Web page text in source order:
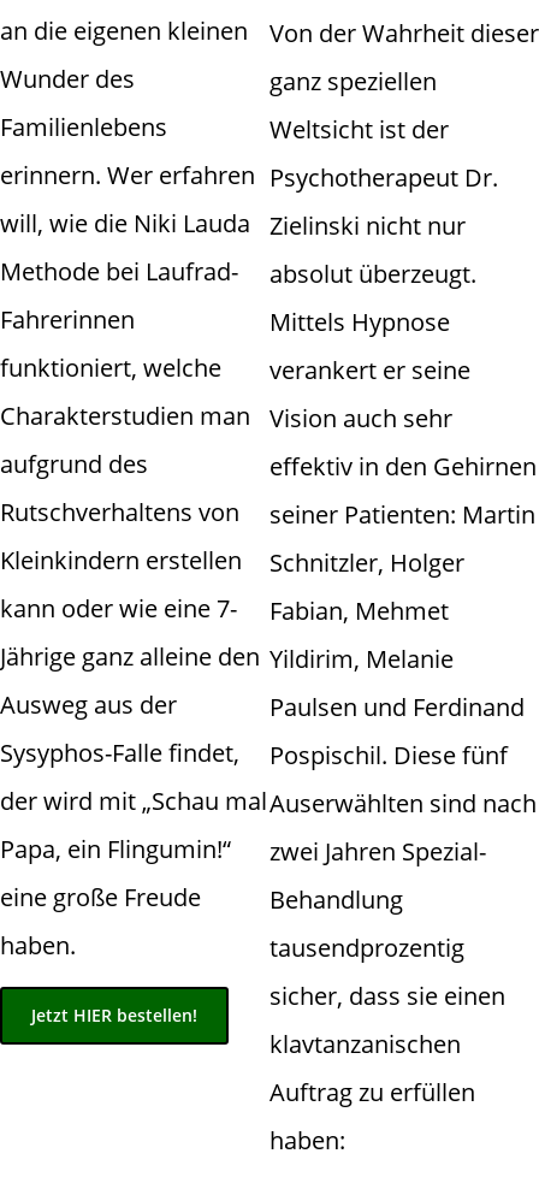
an die eigenen kleinen
Wunder des
Familienlebens
erinnern. Wer erfahren
will, wie die Niki Lauda
Methode bei Laufrad-
Fahrerinnen
funktioniert, welche
Charakterstudien man
aufgrund des
Rutschverhaltens von
Kleinkindern erstellen
kann oder wie eine 7-
Jährige ganz alleine den
Ausweg aus der
Sysyphos-Falle findet,
der wird mit „Schau mal
Papa, ein Flingumin!“
eine große Freude
haben.
Jetzt HIER bestellen!
Von der Wahrheit dieser
ganz speziellen
Weltsicht ist der
Psychotherapeut Dr.
Zielinski nicht nur
absolut überzeugt.
Mittels Hypnose
verankert er seine
Vision auch sehr
effektiv in den Gehirnen
seiner Patienten: Martin
Schnitzler, Holger
Fabian, Mehmet
Yildirim, Melanie
Paulsen und Ferdinand
Pospischil. Diese fünf
Auserwählten sind nach
zwei Jahren Spezial-
Behandlung
tausendprozentig
sicher, dass sie einen
klavtanzanischen
Auftrag zu erfüllen
haben: